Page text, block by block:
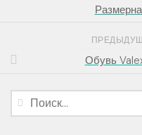
Обувь
Найти: